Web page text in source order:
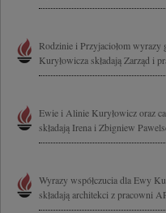
Rodzinie i Przyjaciołom wyrazy
Kuryłowicza składają Zarząd i
Ewie i Alinie Kuryłowicz oraz
składają Irena i Zbigniew
Wyrazy współczucia dla Ewy
składają architekci z pracowni